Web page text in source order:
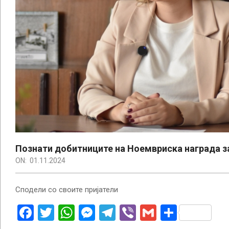
Познати добитниците на Ноемвриска награда
ON: 01.11.2024
Сподели со своите пријатели
Facebook
Twitter
WhatsApp
Messenger
Telegram
ViberGmailShare